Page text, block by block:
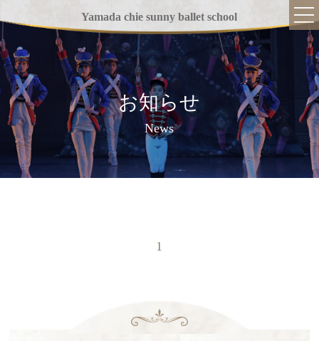
Yamada chie sunny ballet school
お知らせ
News
当スクールについて
指導方針
1